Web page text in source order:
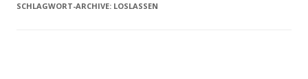
SCHLAGWORT-ARCHIVE: LOSLASSEN